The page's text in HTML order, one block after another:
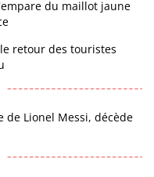
du maillot jaune
retour des touristes
de Lionel Messi, décède